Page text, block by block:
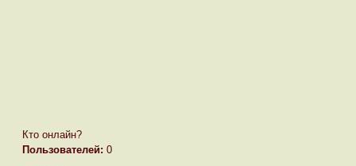
Кто онлайн?
Пользователей: 0